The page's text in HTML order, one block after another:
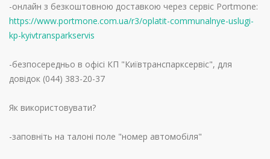
-онлайн з безкоштовною доставкою через сервіс Portmone:
https://www.portmone.com.ua/r3/oplatit-communalnye-uslugi-
kp-kyivtransparkservis
-безпосередньо в офісі КП "Київтранспарксервіс", для
довідок (044) 383-20-37
Як використовувати?
-заповніть на талоні поле "номер автомобіля"